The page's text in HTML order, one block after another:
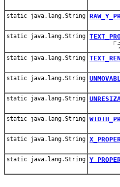
static java.lang.String
static java.lang.String
「テ
static java.lang.String
static java.lang.String
static java.lang.String
static java.lang.String
static java.lang.String
static java.lang.String